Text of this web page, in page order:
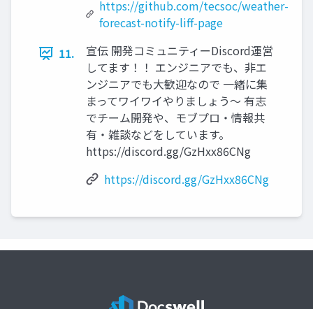
https://github.com/tecsoc/weather-
forecast-notify-liff-page
11.
宣伝 開発コミュニティーDiscord運営
してます！！ エンジニアでも、非エ
ンジニアでも大歓迎なので 一緒に集
まってワイワイやりましょう〜 有志
でチーム開発や、モブプロ・情報共
有・雑談などをしています。
https://discord.gg/GzHxx86CNg
https://discord.gg/GzHxx86CNg